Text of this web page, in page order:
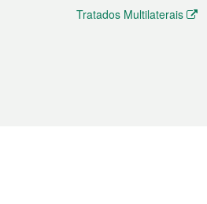
Tratados Multilaterais